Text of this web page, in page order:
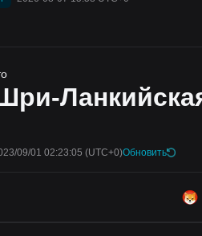
09/01 02:23:05 (UTC+0)Обновить